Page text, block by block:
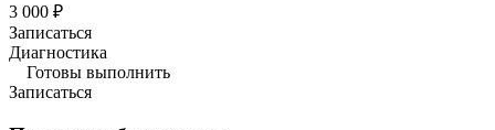
3 000 ₽
Записаться
Диагностика
Готовы выполнить
Записаться